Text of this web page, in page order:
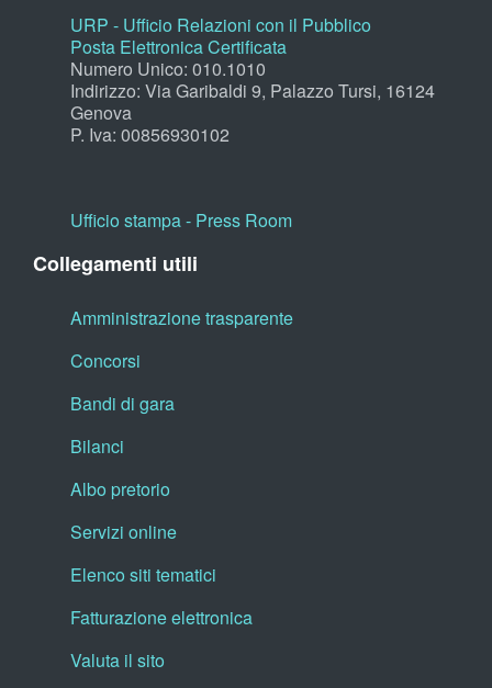
URP - Ufficio Relazioni con il Pubblico
Posta Elettronica Certificata
Numero Unico: 010.1010
Indirizzo: Via Garibaldi 9, Palazzo Tursi, 16124
Genova
P. Iva: 00856930102
Ufficio stampa - Press Room
Collegamenti utili
Amministrazione trasparente
Concorsi
Bandi di gara
Bilanci
Albo pretorio
Servizi online
Elenco siti tematici
Fatturazione elettronica
Valuta il sito